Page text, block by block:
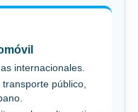
internacionales.
público,